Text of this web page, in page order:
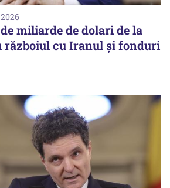
miliarde de dolari de la
războiul cu Iranul și fonduri